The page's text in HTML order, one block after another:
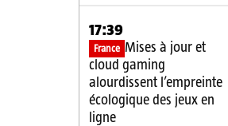
17:39
France Mises à jour et
cloud gaming
alourdissent l’empreinte
écologique des jeux en
ligne